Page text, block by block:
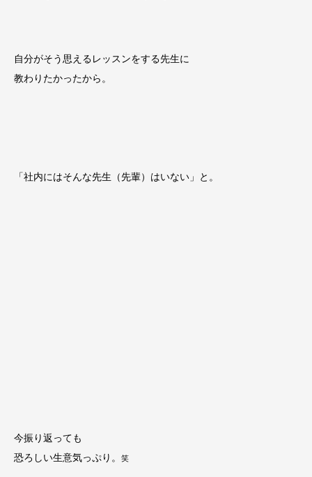
自分がそう思えるレッスンをする先生に
教わりたかったから。
「社内にはそんな先生（先輩）はいない」と。
今振り返っても
恐ろしい生意気っぷり。
笑